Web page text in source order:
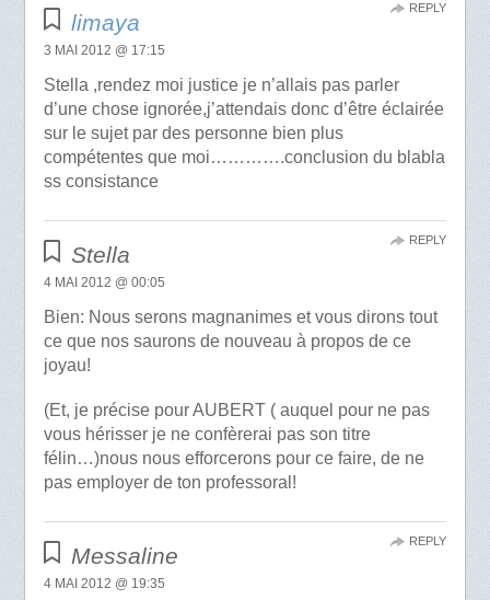
limaya
3 MAI 2012 @ 17:15
Stella ,rendez moi justice je n’allais pas parler
d’une chose ignorée,j’attendais donc d’être éclairée
sur le sujet par des personne bien plus
compétentes que moi………….conclusion du blabla
ss consistance
REPLY
Stella
4 MAI 2012 @ 00:05
Bien: Nous serons magnanimes et vous dirons tout
ce que nos saurons de nouveau à propos de ce
joyau!
(Et, je précise pour AUBERT ( auquel pour ne pas
vous hérisser je ne confèrerai pas son titre
félin…)nous nous efforcerons pour ce faire, de ne
pas employer de ton professoral!
REPLY
Messaline
4 MAI 2012 @ 19:35
REPLY